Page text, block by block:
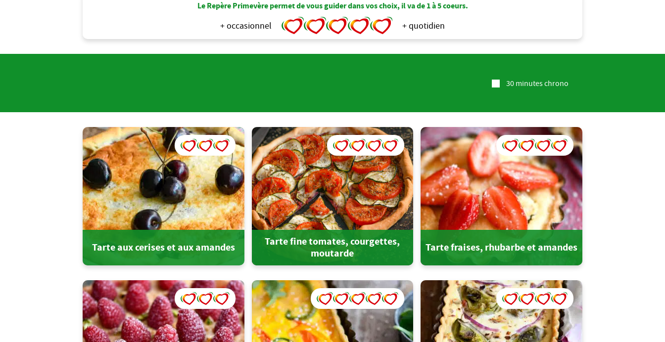
Le Repère Primevère permet de vous guider dans vos choix, il va de 1 à 5 coeurs.
+ occasionnel + quotidien
30 minutes chrono
Tarte aux cerises et aux amandes
Tarte fine tomates, courgettes,
moutarde
Tarte fraises, rhubarbe et amandes